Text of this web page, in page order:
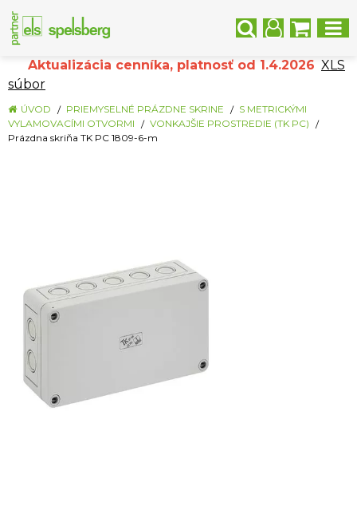
Aktualizácia cenníka, platnosť od 1.4.2026 XLS
súbor
ÚVOD PRIEMYSELNÉ PRÁZDNE SKRINE
S METRICKÝMI
VYLAMOVACÍMI OTVORMI
VONKAJŠIE PROSTREDIE (TK PC)
Prázdna skriňa TK PC 1809-6-m